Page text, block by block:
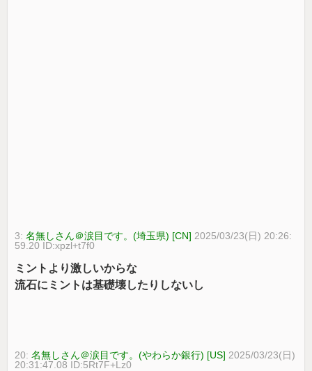
3:名無しさん＠涙目です。(埼玉県) [CN] 2025/03/23(日) 20:26:
59.20 ID:xpzl+t7f0
ミントより激しいからな
流石にミントは基礎壊したりしないし
20:名無しさん＠涙目です。(やわらか銀行) [US] 2025/03/23(日)
20:31:47.08 ID:5Rt7F+Lz0